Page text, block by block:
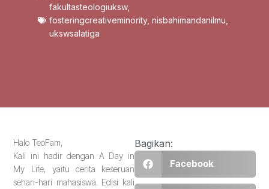
fakultasteologiuksw,
fosteringcreativeminority, nisbahimandanilmu
ukswsalatiga
Halo TeoFam,
Kali ini hadir dengan A Day in
My Life, yaitu cerita keseruan
sehari-hari mahasiswa. Edisi kali
Bagikan:
Facebook